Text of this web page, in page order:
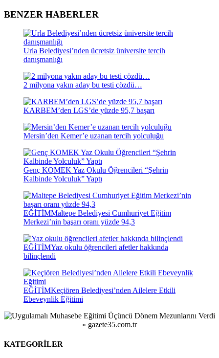
BENZER HABERLER
Urla Belediyesi’nden ücretsiz üniversite tercih
danışmanlığı
2 milyona yakın aday bu testi çözdü…
KARBEM’den LGS’de yüzde 95,7 başarı
Mersin’den Kemer’e uzanan tercih yolculuğu
Genç KOMEK Yaz Okulu Öğrencileri “Şehrin
Kalbinde Yolculuk” Yaptı
EĞİTİMMaltepe Belediyesi Cumhuriyet Eğitim
Merkezi’nin başarı oranı yüzde 94,3
EĞİTİMYaz okulu öğrencileri afetler hakkında
bilinçlendi
EĞİTİMKeçiören Belediyesi’nden Ailelere Etkili
Ebeveynlik Eğitimi
KATEGORİLER